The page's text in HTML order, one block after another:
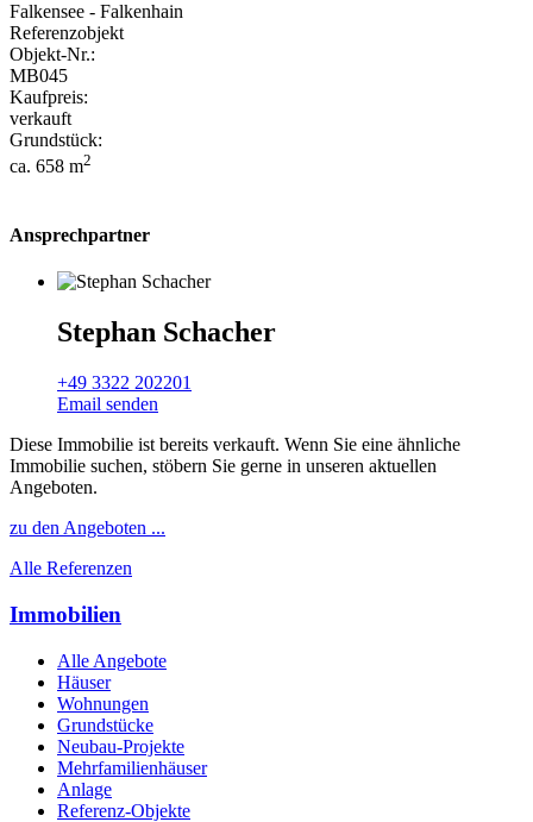
Falkensee - Falkenhain
Referenzobjekt
Objekt-Nr.:
MB045
Kaufpreis:
verkauft
Grundstück:
ca. 658 m2
Ansprechpartner
Stephan Schacher
+49 3322 202201
Email senden
Diese Immobilie ist bereits verkauft. Wenn Sie eine ähnliche
Immobilie suchen, stöbern Sie gerne in unseren aktuellen
Angeboten.
zu den Angeboten ...
Alle Referenzen
Immobilien
Alle Angebote
Häuser
Wohnungen
Grundstücke
Neubau-Projekte
Mehrfamilienhäuser
Anlage
Referenz-Objekte